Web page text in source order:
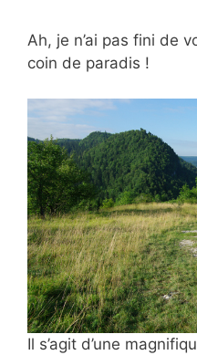
Ah, je n’ai pas fini de
coin de paradis !
Il s’agit d’une